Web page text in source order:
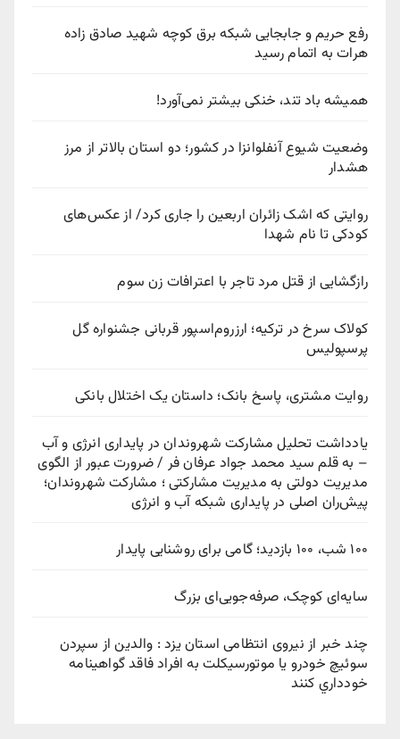
رفع حریم و جابجایی شبکه برق کوچه شهید صادق زاده
هرات به اتمام رسید
همیشه باد تند، خنکی بیشتر نمی‌آورد!
وضعیت شیوع آنفلوانزا در کشور؛ دو استان بالاتر از مرز
هشدار
روایتی که اشک زائران اربعین را جاری کرد/ از عکس‌های
کودکی تا نام شهدا
رازگشایی از قتل مرد تاجر با اعترافات زن سوم
کولاک سرخ در ترکیه؛ ارزروم‌اسپور قربانی جشنواره گل
پرسپولیس
روایت مشتری، پاسخ بانک؛ داستان یک اختلال بانکی
یادداشت تحلیل مشارکت شهروندان در پایداری انرژی و آب
– به قلم سید محمد جواد عرفان فر / ضرورت عبور از الگوی
مدیریت دولتی به مدیریت مشارکتی ؛ مشارکت شهروندان؛
پیش‌ران اصلی در پایداری شبکه آب و انرژی
۱۰۰ شب، ۱۰۰ بازدید؛ گامی برای روشنایی پایدار
سایه‌ای کوچک، صرفه‌جویی‌ای بزرگ
چند خبر از نیروی انتظامی استان یزد : والدين از سپردن
سوئيچ خودرو يا موتورسيکلت به افراد فاقد گواهينامه
خودداري کنند